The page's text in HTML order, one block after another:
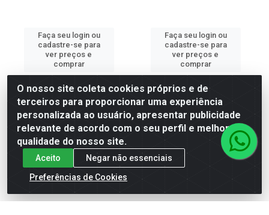
Faça seu login ou
cadastre-se para
ver preços e
comprar
Faça seu login ou
cadastre-se para
ver preços e
comprar
O nosso site coleta cookies próprios e de
terceiros para proporcionar uma experiência
personalizada ao usuário, apresentar publicidade
relevante de acordo com o seu perfil e melhorar a
qualidade do nosso site.
Aceito
Negar não essenciais
Preferências de Cookies